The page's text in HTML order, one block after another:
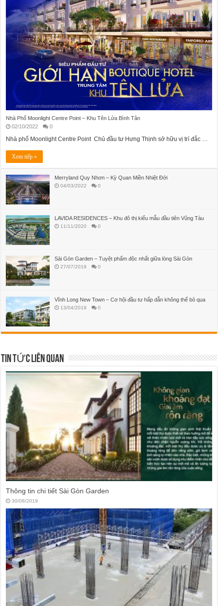
Nhà Phố Moonlight Centre Point – Khu Tên Lửa Bình Tân
02/10/2022
0
Nhà phố Moonlight Centre Point Chủ đầu tư Hưng Thịnh sở hữu vị trí đắc …
Xem tiếp »
Merryland Quy Nhơn – Kỳ Quan Miền Nhiệt Đới
04/03/2022 0
LAVIDA RESIDENCES – Khu đô thị kiểu mẫu đầu tiên Vũng Tàu
11/11/2020 0
Sài Gòn Garden – Tuyệt phẩm độc nhất giữa lòng Sài Gòn
27/07/2019 0
Vĩnh Long New Town – Cơ hội đầu tư hấp dẫn không thể bỏ qua
13/04/2019 0
TIN TỨC LIÊN QUAN
Thông tin chi tiết Sài Gòn Garden
30/08/2019